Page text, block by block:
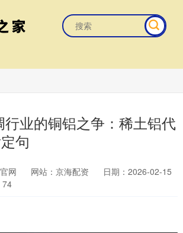
行业的铜铝之争：稀土铝代
句
网 网站：京海配资
日期：2026-02-15
74